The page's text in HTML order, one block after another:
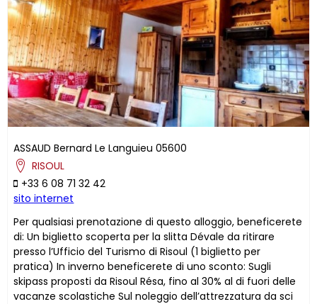
ASSAUD Bernard Le Languieu 05600
RISOUL
+33 6 08 71 32 42
sito internet
Per qualsiasi prenotazione di questo alloggio, beneficerete
di: Un biglietto scoperta per la slitta Dévale da ritirare
presso l’Ufficio del Turismo di Risoul (1 biglietto per
pratica) In inverno beneficerete di uno sconto: Sugli
skipass proposti da Risoul Résa, fino al 30% al di fuori delle
vacanze scolastiche Sul noleggio dell’attrezzatura da sci